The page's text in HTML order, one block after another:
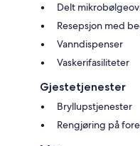
Delt
Resepsjon med
Vanndispenser
Vaskerifasiliteter
Gjestetjenester
Bryllupstjenester
Rengjøring på